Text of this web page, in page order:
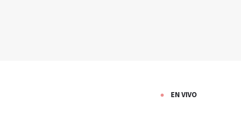
EN VIVO